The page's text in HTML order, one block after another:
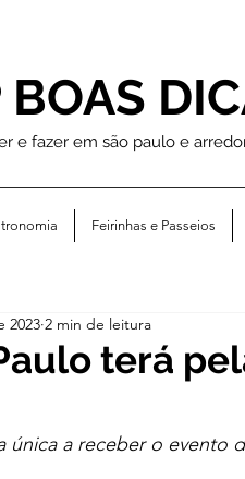
BOAS
e fazer em são paulo e
Feirinhas e Passeios
terá
2023 2 min de leitura
única a receber o evento